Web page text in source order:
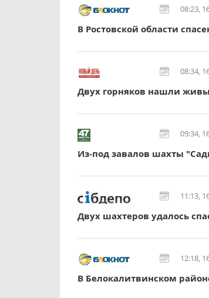
08:23,
В Ростовской области
08:34,
Двух горняков нашли
09:34,
Из-под завалов шахты
11:13,
Двух шахтеров удалось
12:18,
В Белокалитвинском